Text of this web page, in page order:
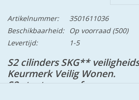
Artikelnummer:
3501611036
Beschikbaarheid:
Op voorraad(500)
Levertijd:
1-5
S2 cilinders SKG**
Keurmerk Veilig Wonen.
S2 staat voor safe en secure.